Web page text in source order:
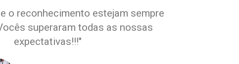
o reconhecimento estejam sempre
superaram todas as nossas
expectativas!!!"